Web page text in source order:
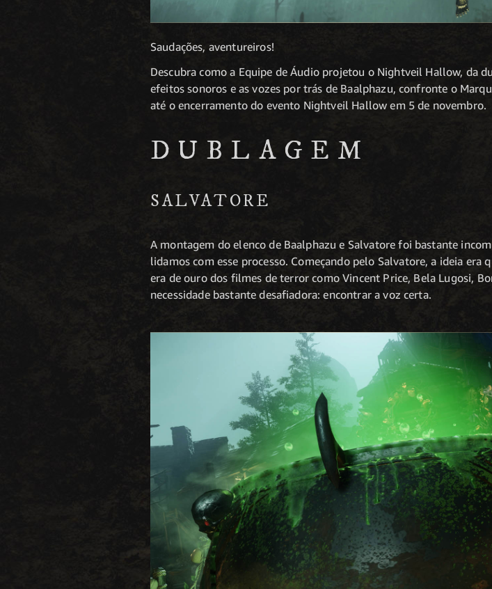
Saudações, aventureiros!
Descubra como a Equipe de Áudio projetou o Nightveil Hallow, da
efeitos sonoros e as vozes por trás de Baalphazu, confronte o
até o encerramento do evento Nightveil Hallow em 5 de novembro.
DUBLAGEM
SALVATORE
A montagem do elenco de Baalphazu e Salvatore foi bastante
lidamos com esse processo. Começando pelo Salvatore, a ideia era
era de ouro dos filmes de terror como Vincent Price, Bela Lugosi,
necessidade bastante desafiadora: encontrar a voz certa.